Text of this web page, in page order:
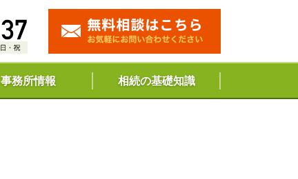
事務所情報 相続の基礎知識